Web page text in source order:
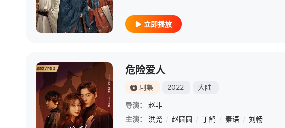
立即播放
危险爱人
剧集 2022 大陆
导演：
赵非
主演：
洪尧 / 赵圆圆 / 丁鹤 / 秦语 / 刘畅